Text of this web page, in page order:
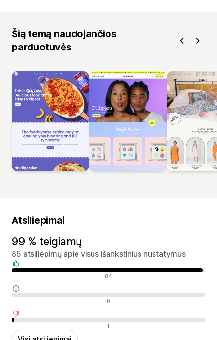
Šią temą naudojančios
parduotuvės
Atsiliepimai
99 % teigiamų
85 atsiliepimų apie visus išankstinius nustatymus
Teigiami atsiliepimai 84
Neutralūs atsiliepimai 0
Neigiami atsiliepimai 1